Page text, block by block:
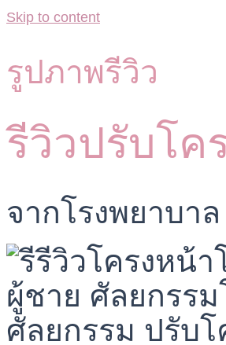
Skip to content
รูปภาพรีวิว
รีวิวปรับโค
จากโรงพยาบา